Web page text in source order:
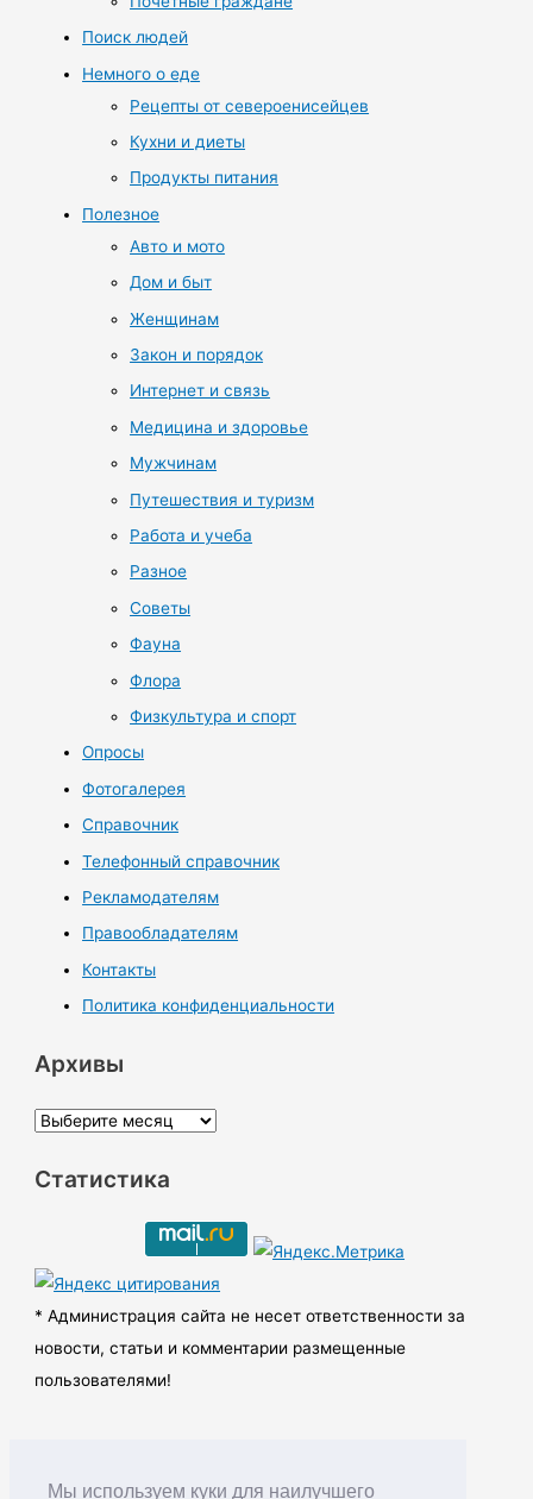
Мы используем куки для наилучшего
Поиск людей
Немного о еде
Рецепты от североенисейцев
Кухни и диеты
Продукты питания
Полезное
Авто и мото
Дом и быт
Женщинам
Закон и порядок
Интернет и связь
Медицина и здоровье
Мужчинам
Путешествия и туризм
Работа и учеба
Разное
Советы
Фауна
Флора
Физкультура и спорт
Опросы
Фотогалерея
Справочник
Телефонный справочник
Рекламодателям
Правообладателям
Контакты
Политика конфиденциальности
Архивы
А
х
ы
Статистика
* Администрация сайта не несет ответственности за
новости, статьи и комментарии размещенные
пользователями!